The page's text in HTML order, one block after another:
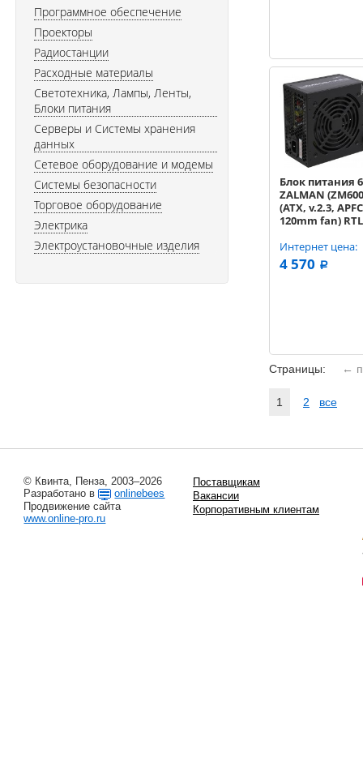
Блок питания
ZALMAN
(ATX, v.2.3,
120mm fan) RTL
Интернет цена:
4 570 a
Страницы: ←
1 2 все
Программное обеспечение
Проекторы
Радиостанции
Расходные материалы
Светотехника, Лампы, Ленты,
Блоки питания
Серверы и Системы хранения
данных
Сетевое оборудование и модемы
Системы безопасности
Торговое оборудование
Электрика
Электроустановочные изделия
© Квинта, Пенза, 2003–2026
Разработано в
onlinebees
Продвижение сайта
www.online-pro.ru
Поставщикам
Вакансии
Корпоративным клиентам